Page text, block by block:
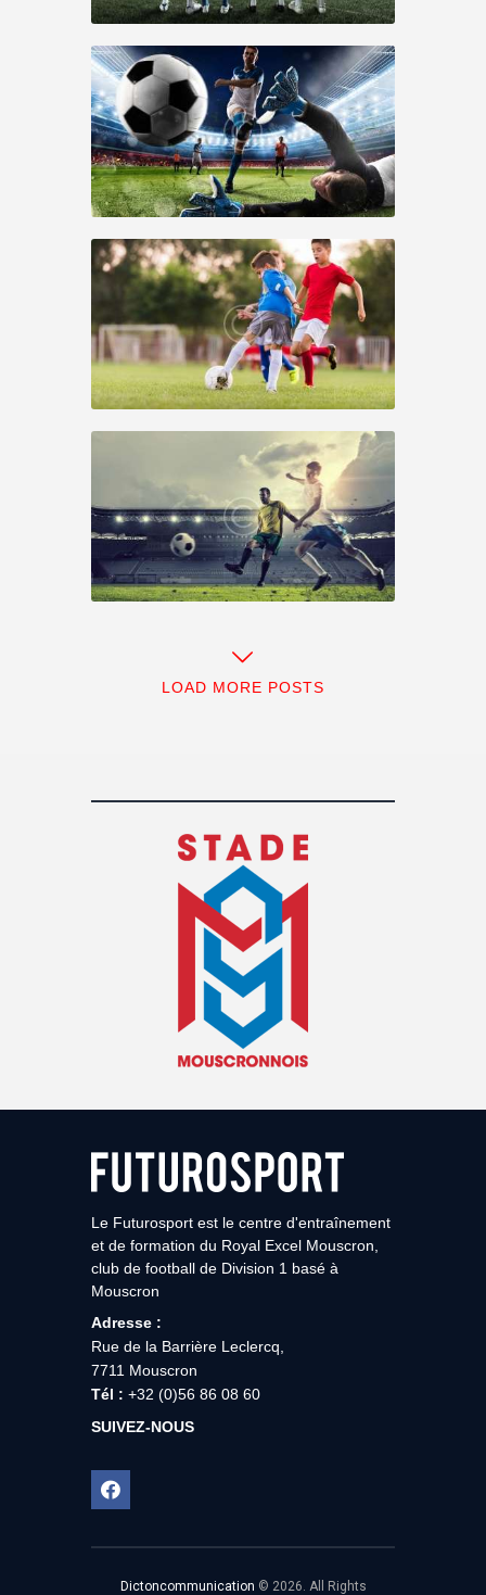
LOAD MORE POSTS
Le Futurosport est le centre d'entraînement
et de formation du Royal Excel Mouscron,
club de football de Division 1 basé à
Mouscron
Adresse :
Rue de la Barrière Leclercq,
7711 Mouscron
Tél : +32 (0)56 86 08 60
SUIVEZ-NOUS
Dictoncommunication © 2026. All Rights